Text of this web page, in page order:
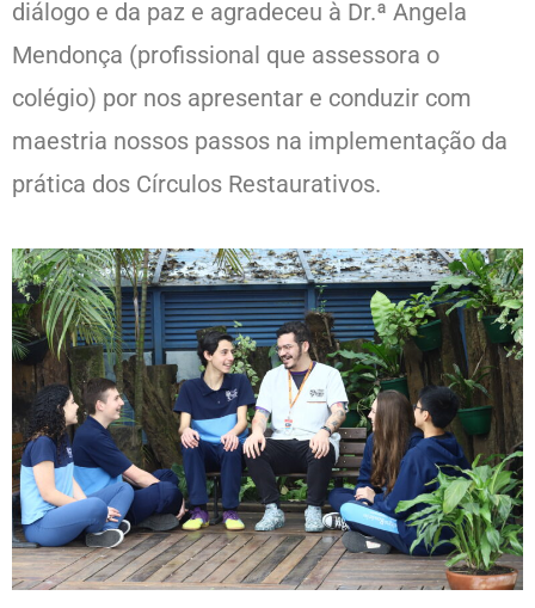
diálogo e da paz e agradeceu à Dr.ª Angela
Mendonça (profissional que assessora o
colégio) por nos apresentar e conduzir com
maestria nossos passos na implementação da
prática dos Círculos Restaurativos.